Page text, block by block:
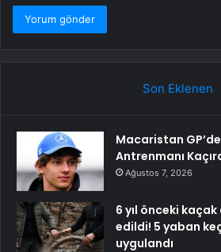
Son Eklenen
Macaristan
Antrenmanı
Ağustos 7, 2026
6 yıl önceki
edildi! 5 yaban
uygulandı